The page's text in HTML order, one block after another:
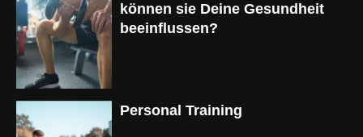
können sie Deine Gesundheit
beeinflussen?
Personal Training